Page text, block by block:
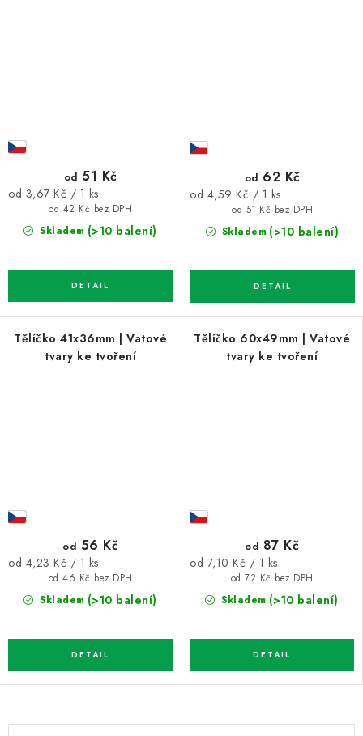
Skladem (>10 balení)
od 42 Kč bez DPH
od 51 Kč
Měrná
od 3,67 Kč / 1 ks
Skladem (>10 balení)
od 51 Kč bez DPH
od 62 Kč
Měrná
od 4,59 Kč / 1 ks
Tělíčko 41x36mm | Vatové
tvary ke tvoření
Skladem (>10 balení)
od 46 Kč bez DPH
od 56 Kč
Měrná
od 4,23 Kč / 1 ks
Tělíčko 60x49mm | Vatové
tvary ke tvoření
Skladem (>10 balení)
od 72 Kč bez DPH
od 87 Kč
Měrná
od 7,10 Kč / 1 ks